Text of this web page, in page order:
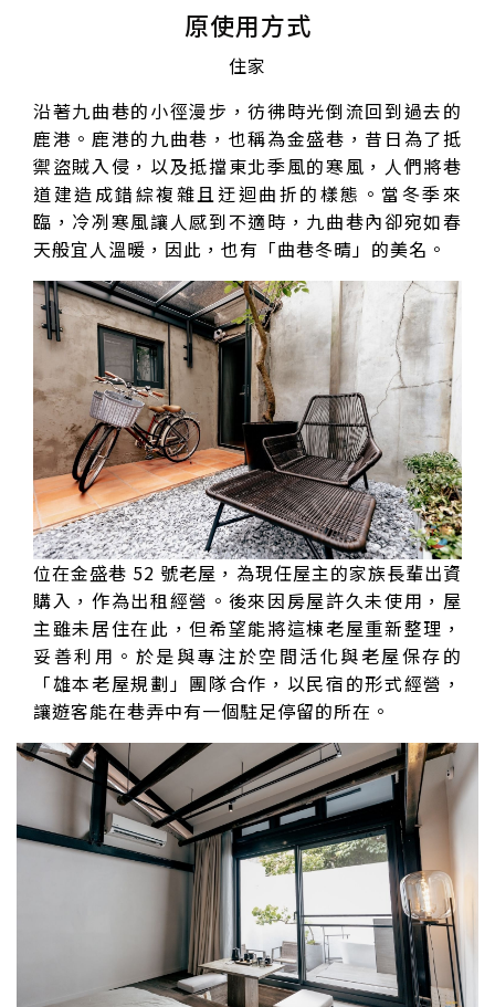
原使用方式
住家
沿著九曲巷的小徑漫步，彷彿時光倒流回到過去的
鹿港。鹿港的九曲巷，也稱為金盛巷，昔日為了抵
禦盜賊入侵，以及抵擋東北季風的寒風，人們將巷
道建造成錯綜複雜且迂迴曲折的樣態。當冬季來
臨，冷冽寒風讓人感到不適時，九曲巷內卻宛如春
天般宜人溫暖，因此，也有「曲巷冬晴」的美名。
位在金盛巷 52 號老屋，為現任屋主的家族長輩出資
購入，作為出租經營。後來因房屋許久未使用，屋
主雖未居住在此，但希望能將這棟老屋重新整理，
妥善利用。於是與專注於空間活化與老屋保存的
「雄本老屋規劃」團隊合作，以民宿的形式經營，
讓遊客能在巷弄中有一個駐足停留的所在。